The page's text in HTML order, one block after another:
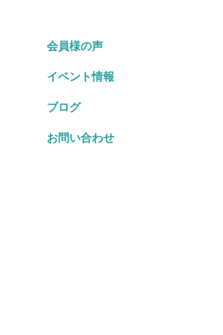
会員様の声
イベント情報
ブログ
お問い合わせ